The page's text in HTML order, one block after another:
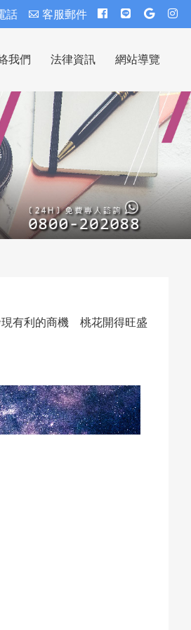
話 客服郵件
我們 法律資訊 網站導覽
現有利的商機 桃花開得旺盛